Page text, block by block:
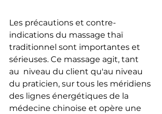
Les précautions et contre-
indications du massage thaï
traditionnel sont importantes et
sérieuses. Ce massage agit, tant
au  niveau du client qu'au niveau
du praticien, sur tous les méridiens
des lignes énergétiques de la
médecine chinoise et opère une